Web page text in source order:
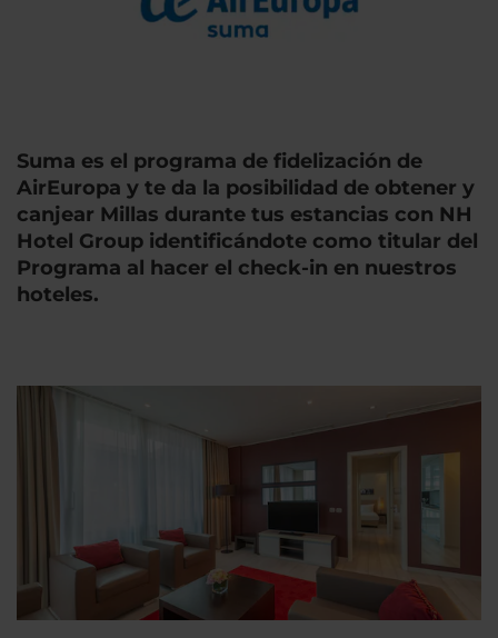
Suma es el programa de fidelización de
AirEuropa y te da la posibilidad de obtener y
canjear Millas durante tus estancias con NH
Hotel Group identificándote como titular del
Programa al hacer el check-in en nuestros
hoteles.